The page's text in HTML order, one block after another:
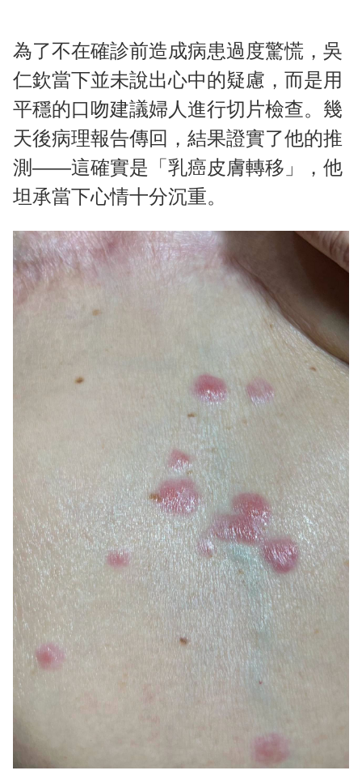
為了不在確診前造成病患過度驚慌，吳
仁欽當下並未說出心中的疑慮，而是用
平穩的口吻建議婦人進行切片檢查。幾
天後病理報告傳回，結果證實了他的推
測——這確實是「乳癌皮膚轉移」，他
坦承當下心情十分沉重。